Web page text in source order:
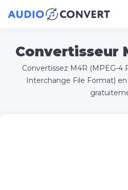
Convertisseur
Convertissez M4R (MPEG-4
Interchange File Format)